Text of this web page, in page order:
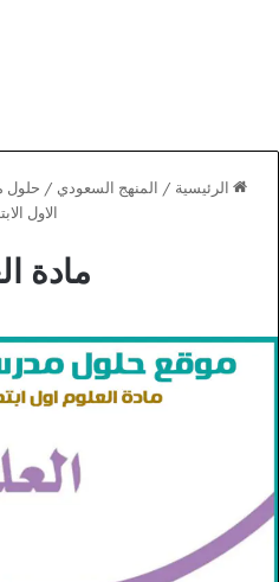
الرئيسية / المنهج السعودي / حلول
الاول
مادة